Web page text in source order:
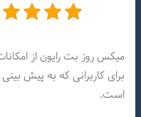
میکس روز بت رایون از
برای کاربرانی که به پیش
است.